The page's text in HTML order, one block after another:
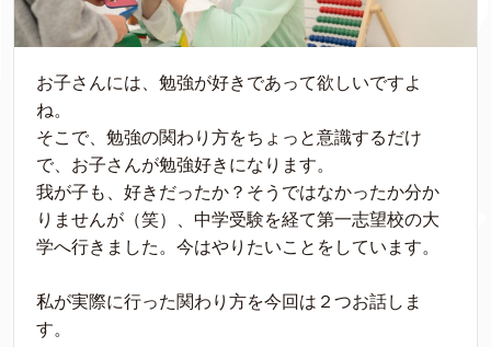
お子さんには、勉強が好きであって欲しいですよ
ね。
そこで、勉強の関わり方をちょっと意識するだけ
で、お子さんが勉強好きになります。
我が子も、好きだったか？そうではなかったか分か
りませんが（笑）、中学受験を経て第一志望校の大
学へ行きました。今はやりたいことをしています。
私が実際に行った関わり方を今回は２つお話しま
す。